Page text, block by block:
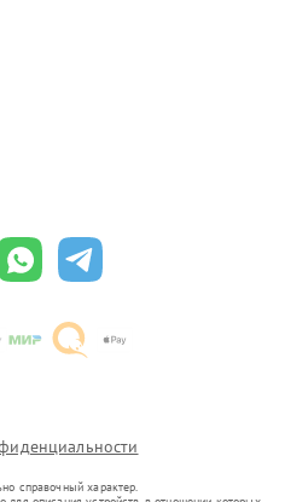
справочный характер.